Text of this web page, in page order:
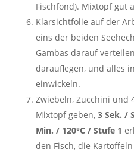
Fischfond). Mixtopf gut
Klarsichtfolie auf der
eins der beiden
Gambas darauf
darauflegen, und alles
einwickeln.
Zwiebeln, Zucchini und
Mixtopf geben,3 Sek. /
Min. / 120°C / Stufe 1
den Fisch, die